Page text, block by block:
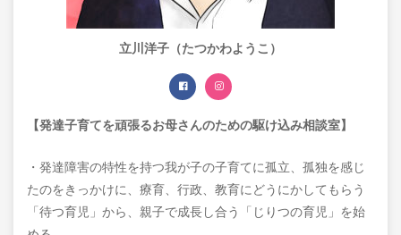
立川洋子（たつかわようこ）
【発達子育てを頑張るお母さんのための駆け込み相談室】
・発達障害の特性を持つ我が子の子育てに孤立、孤独を感じ
たのをきっかけに、療育、行政、教育にどうにかしてもらう
「待つ育児」から、親子で成長し合う「じりつの育児」を始